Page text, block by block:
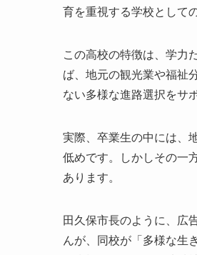
育を重視する学校として
この高校の特徴は、学力
ば、地元の観光業や福祉
ない多様な進路選択をサ
実際、卒業生の中には、
低めです。しかしその一
あります。
田久保市長のように、広
んが、同校が「多様な生